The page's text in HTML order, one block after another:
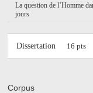
La question de l’Homme
jours
Dissertation 16 pts
Corpus